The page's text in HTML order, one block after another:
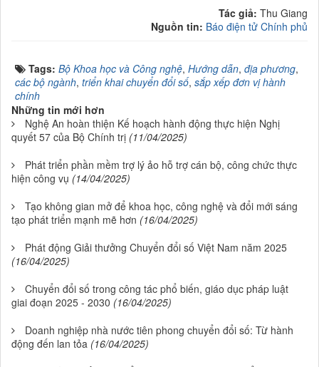
Tác giả: Thu Giang
Nguồn tin: Báo điện tử Chính phủ
Tags: Bộ Khoa học và Công nghệ, Hướng dẫn, địa phương,
các bộ ngành, triển khai chuyển đổi số, sắp xếp đơn vị hành
chính
Những tin mới hơn
Nghệ An hoàn thiện Kế hoạch hành động thực hiện Nghị
quyết 57 của Bộ Chính trị (11/04/2025)
Phát triển phần mềm trợ lý ảo hỗ trợ cán bộ, công chức thực
hiện công vụ (14/04/2025)
Tạo không gian mở để khoa học, công nghệ và đổi mới sáng
tạo phát triển mạnh mẽ hơn (16/04/2025)
Phát động Giải thưởng Chuyển đổi số Việt Nam năm 2025
(16/04/2025)
Chuyển đổi số trong công tác phổ biến, giáo dục pháp luật
giai đoạn 2025 - 2030 (16/04/2025)
Doanh nghiệp nhà nước tiên phong chuyển đổi số: Từ hành
động đến lan tỏa (16/04/2025)